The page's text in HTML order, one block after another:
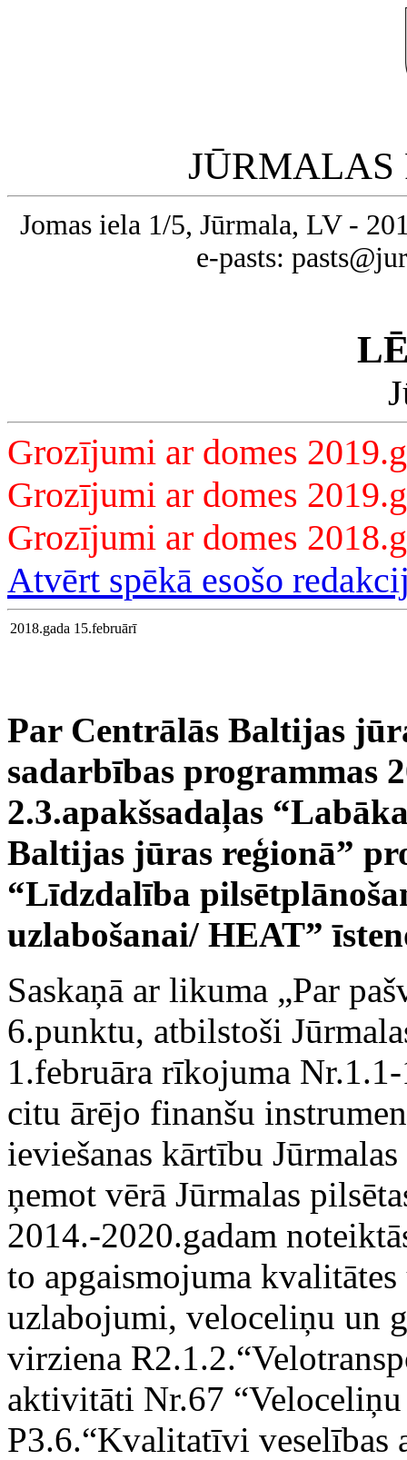
JŪRMALAS
Jomas iela 1/5, Jūrmala, LV -
e-pasts:
Grozījumi ar domes
Grozījumi ar domes
Grozījumi ar domes
Atvērt spēkā esošo
2018.gada 15.februārī
Par Centrālās Baltijas
sadarbības programmas
2.3.apakšsadaļas
Baltijas jūras reģionā”
“Līdzdalība
uzlabošanai/ HEAT”
Saskaņā ar likuma „Par
6.punktu, atbilstoši
1.februāra rīkojuma
citu ārējo finanšu
ieviešanas kārtību
ņemot vērā Jūrmalas
2014.-2020.gadam
to apgaismojuma kvalitātes
uzlabojumi, veloceliņu un
virziena
aktivitāti Nr.67
P3.6.“Kvalitatīvi veselības